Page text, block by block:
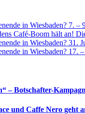
in Wiesbaden? 7. –
Café-Boom hält an!
in Wiesbaden? 31.
in Wiesbaden? 17.
– Botschafter-
und Caffe Nero geht